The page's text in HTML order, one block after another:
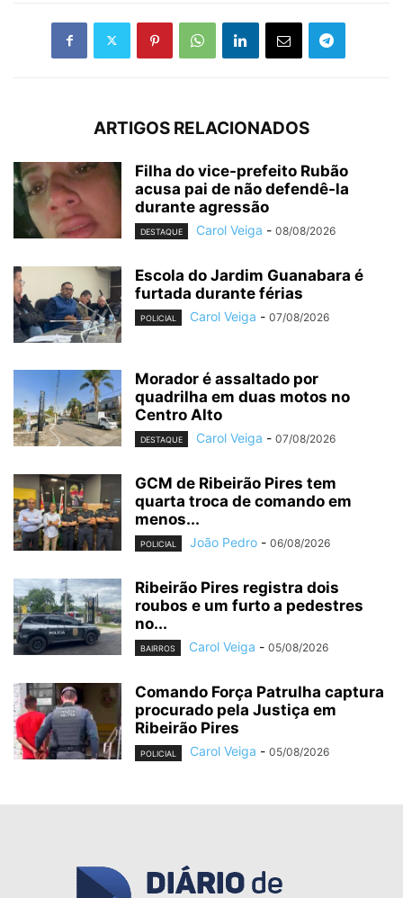
ARTIGOS RELACIONADOS
Filha do vice-prefeito Rubão
acusa pai de não defendê-la
durante agressão
DESTAQUE Carol Veiga - 08/08/2026
Escola do Jardim Guanabara é
furtada durante férias
POLICIAL Carol Veiga - 07/08/2026
Morador é assaltado por
quadrilha em duas motos no
Centro Alto
DESTAQUE Carol Veiga - 07/08/2026
GCM de Ribeirão Pires tem
quarta troca de comando em
menos...
POLICIAL João Pedro - 06/08/2026
Ribeirão Pires registra dois
roubos e um furto a pedestres
no...
BAIRROS Carol Veiga - 05/08/2026
Comando Força Patrulha captura
procurado pela Justiça em
Ribeirão Pires
POLICIAL Carol Veiga - 05/08/2026